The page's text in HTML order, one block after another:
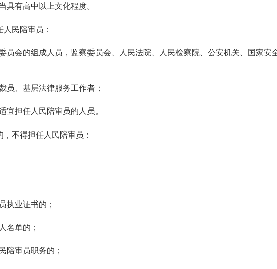
具有高中以上文化程度。
民陪审员：
员会的组成人员，监察委员会、人民法院、人民检察院、公安机关、国家安
员、基层法律服务工作者；
宜担任人民陪审员的人员。
不得担任人民陪审员：
执业证书的；
名单的；
陪审员职务的；